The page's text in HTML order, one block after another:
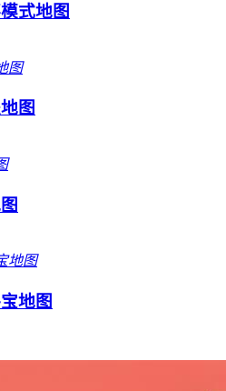
式地图
图
地图